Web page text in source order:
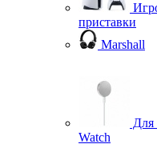
приставки
Marshall
Для
Watch